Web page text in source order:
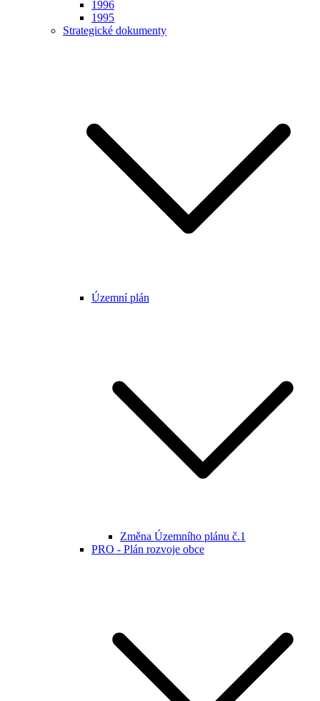
1996
1995
Strategické dokumenty
Územní plán
Změna Územního plánu č.1
PRO - Plán rozvoje obce